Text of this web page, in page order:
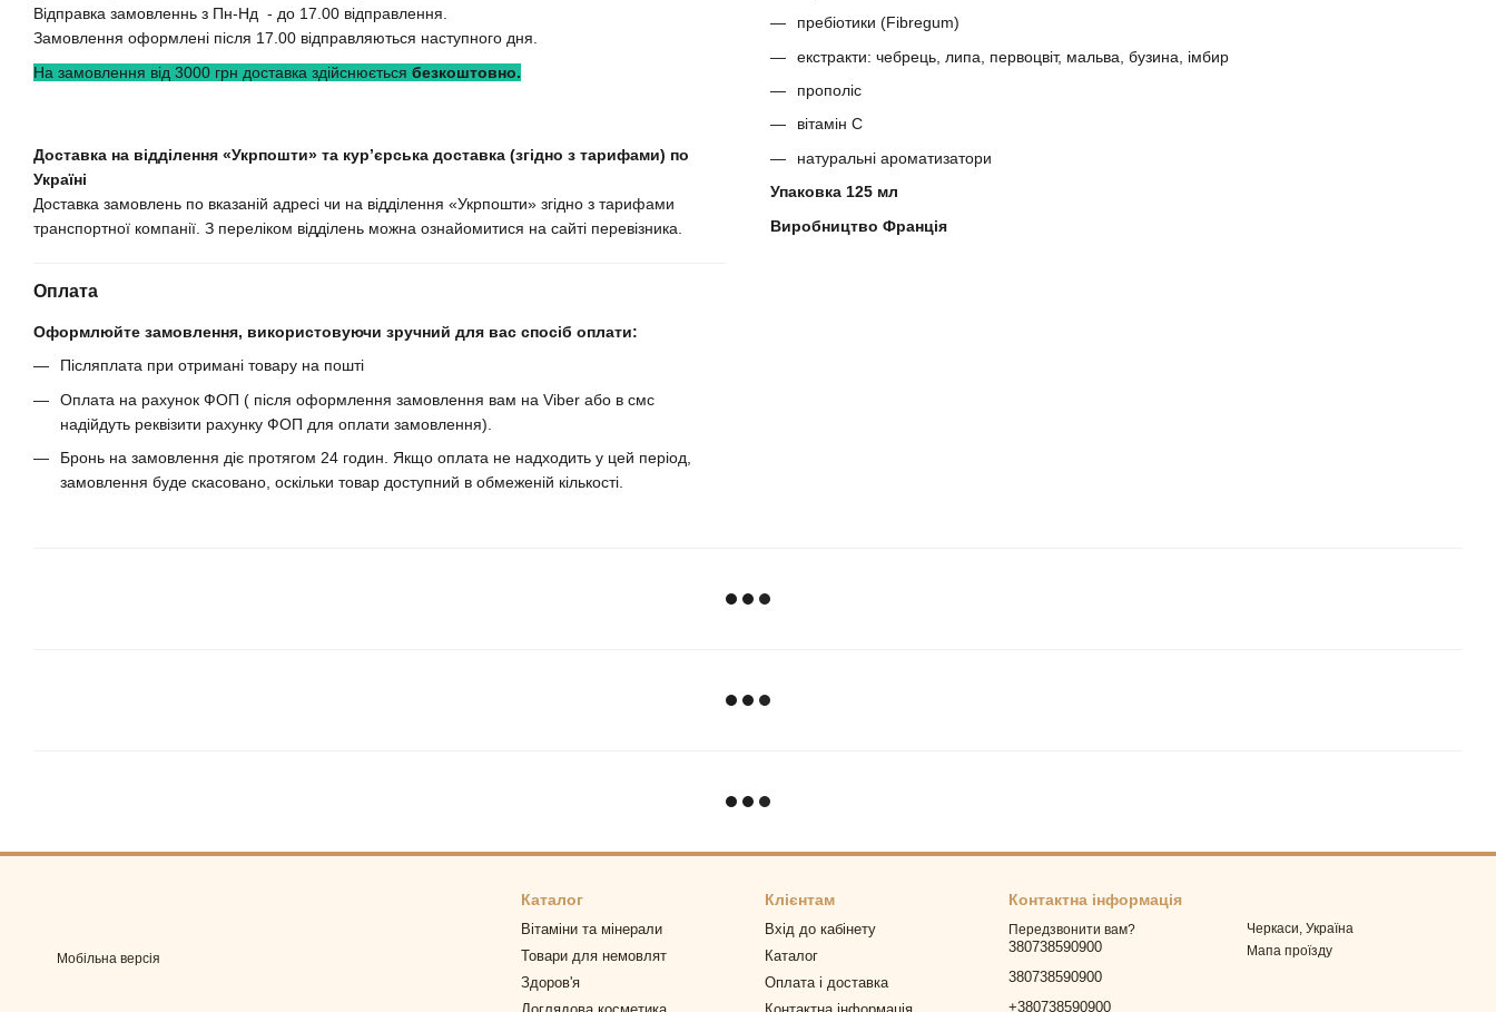
Відправка замовленнь з Пн-Нд - до 17.00 відправлення.
Замовлення оформлені після 17.00 відправляються наступного дня.
На замовлення від 3000 грн доставка здійснюється безкоштовно.
Доставка на відділення «Укрпошти» та кур’єрська доставка (згідно з тарифами) по
Україні
Доставка замовлень по вказаній адресі чи на відділення «Укрпошти» згідно з тарифами
транспортної компанії. З переліком відділень можна ознайомитися на сайті перевізника.
Оплата
Оформлюйте замовлення, використовуючи зручний для вас спосіб оплати:
Післяплата при отримані товару на пошті
Оплата на рахунок ФОП ( після оформлення замовлення вам на Viber або в смс
надійдуть реквізити рахунку ФОП для оплати замовлення).
Бронь на замовлення діє протягом 24 годин. Якщо оплата не надходить у цей період,
замовлення буде скасовано, оскільки товар доступний в обмеженій кількості.
пребіотики (Fibregum)
екстракти: чебрець, липа, первоцвіт, мальва, бузина, імбир
прополіс
вітамін С
натуральні ароматизатори
Упаковка 125 мл
Виробництво Франція
Мобільна версія
Каталог
Вітаміни та мінерали
Товари для немовлят
Здоров'я
Клієнтам
Вхід до кабінету
Каталог
Оплата і доставка
Контактна інформація
Передзвонити вам?
380738590900
380738590900
+380738590900
Черкаси, Україна
Мапа проїзду